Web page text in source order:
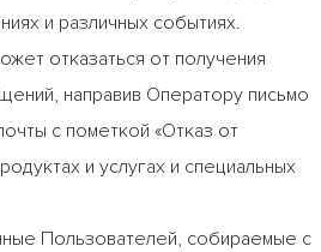
и различных событиях.
отказаться от получения
направив Оператору письмо
с пометкой «Отказ от
и услугах и специальных
Пользователей, собираемые с